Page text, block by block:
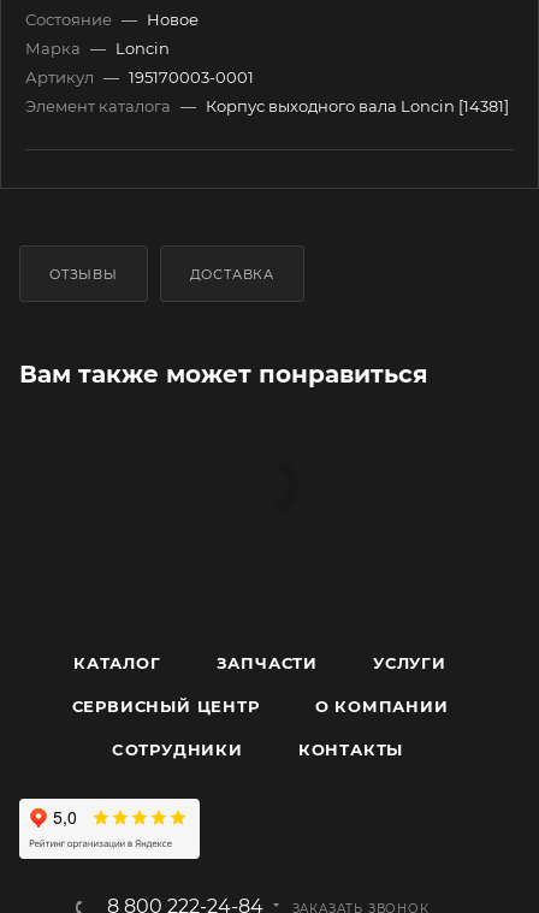
Состояние — Новое
Марка — Loncin
Артикул — 195170003-0001
Элемент каталога — Корпус выходного вала Loncin [14381]
ОТЗЫВЫ ДОСТАВКА
Вам также может понравиться
КАТАЛОГ ЗАПЧАСТИ УСЛУГИ
СЕРВИСНЫЙ ЦЕНТР О КОМПАНИИ
CОТРУДНИКИ КОНТАКТЫ
8 800 222-24-84 ЗАКАЗАТЬ ЗВОНОК